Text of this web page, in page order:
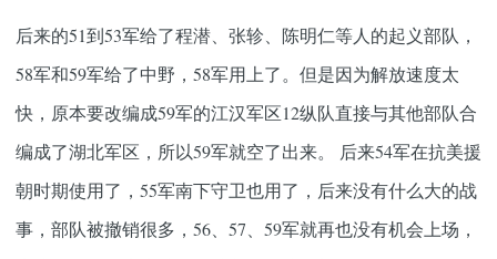
后来的51到53军给了程潜、张轸、陈明仁等人的起义部队，
58军和59军给了中野，58军用上了。但是因为解放速度太
快，原本要改编成59军的江汉军区12纵队直接与其他部队合
编成了湖北军区，所以59军就空了出来。 后来54军在抗美援
朝时期使用了，55军南下守卫也用了，后来没有什么大的战
事，部队被撤销很多，56、57、59军就再也没有机会上场，